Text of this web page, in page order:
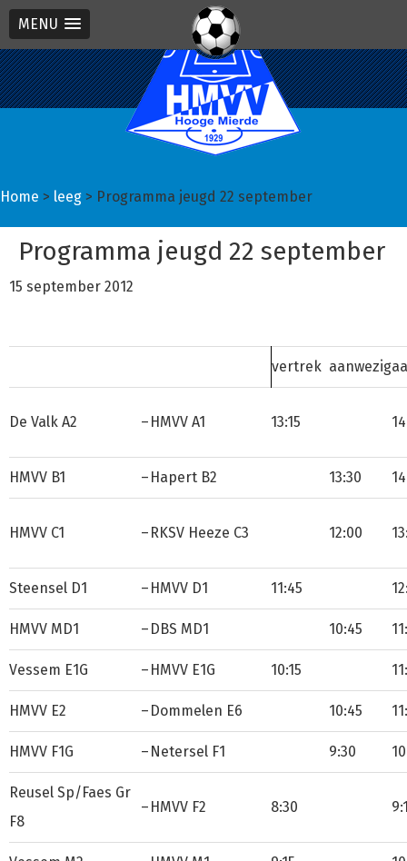
MENU
Spring
naar
de
Door
naar
de
Spring
naar
de
Home > leeg > Programma jeugd 22 september
Programma jeugd 22 september
15 september 2012
vertrek aanwezig
De Valk A2 – HMVV A1 13:15
HMVV B1 – Hapert B2 13:30
HMVV C1 – RKSV Heeze C3 12:00
Steensel D1 – HMVV D1 11:45
HMVV MD1 – DBS MD1 10:45
Vessem E1G – HMVV E1G 10:15
HMVV E2 – Dommelen E6 10:45
HMVV F1G – Netersel F1 9:30
Reusel Sp/Faes Gr
F8
– HMVV F2 8:30